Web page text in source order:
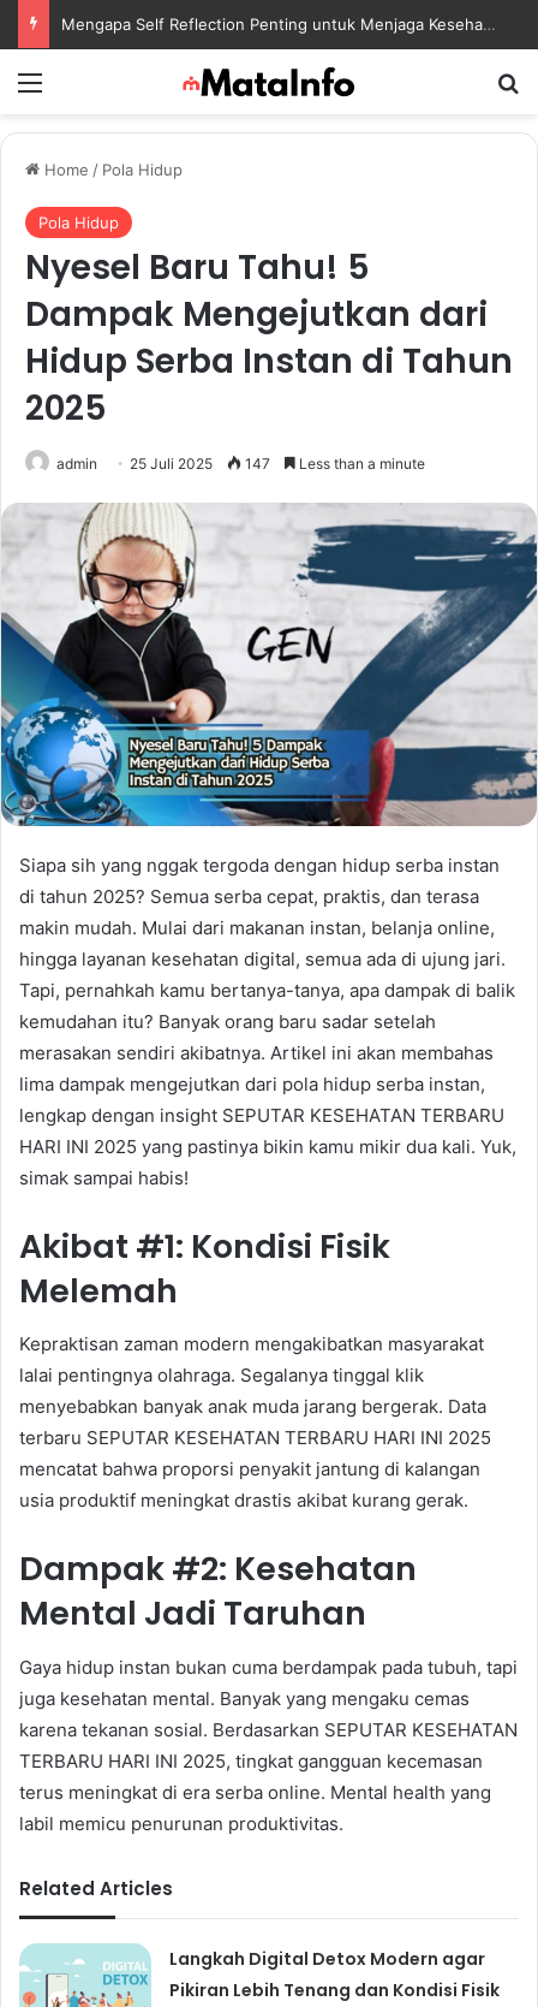
Mengapa Self Reflection Penting untuk Menjaga Kesehatan Mental di Tengah Kesibukan
Home / Pola Hidup
Pola Hidup
Nyesel Baru Tahu! 5
Dampak Mengejutkan dari
Hidup Serba Instan di Tahun
2025
admin 25 Juli 2025 147 Less than a minute
Siapa sih yang nggak tergoda dengan hidup serba instan
di tahun 2025? Semua serba cepat, praktis, dan terasa
makin mudah. Mulai dari makanan instan, belanja online,
hingga layanan kesehatan digital, semua ada di ujung jari.
Tapi, pernahkah kamu bertanya-tanya, apa dampak di balik
kemudahan itu? Banyak orang baru sadar setelah
merasakan sendiri akibatnya. Artikel ini akan membahas
lima dampak mengejutkan dari pola hidup serba instan,
lengkap dengan insight SEPUTAR KESEHATAN TERBARU
HARI INI 2025 yang pastinya bikin kamu mikir dua kali. Yuk,
simak sampai habis!
Akibat #1: Kondisi Fisik
Melemah
Kepraktisan zaman modern mengakibatkan masyarakat
lalai pentingnya olahraga. Segalanya tinggal klik
menyebabkan banyak anak muda jarang bergerak. Data
terbaru SEPUTAR KESEHATAN TERBARU HARI INI 2025
mencatat bahwa proporsi penyakit jantung di kalangan
usia produktif meningkat drastis akibat kurang gerak.
Dampak #2: Kesehatan
Mental Jadi Taruhan
Gaya hidup instan bukan cuma berdampak pada tubuh, tapi
juga kesehatan mental. Banyak yang mengaku cemas
karena tekanan sosial. Berdasarkan SEPUTAR KESEHATAN
TERBARU HARI INI 2025, tingkat gangguan kecemasan
terus meningkat di era serba online. Mental health yang
labil memicu penurunan produktivitas.
Related Articles
Langkah Digital Detox Modern agar
Pikiran Lebih Tenang dan Kondisi Fisik